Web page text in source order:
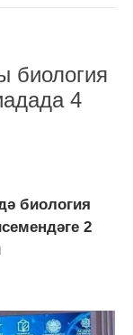
биология
4
биология
2